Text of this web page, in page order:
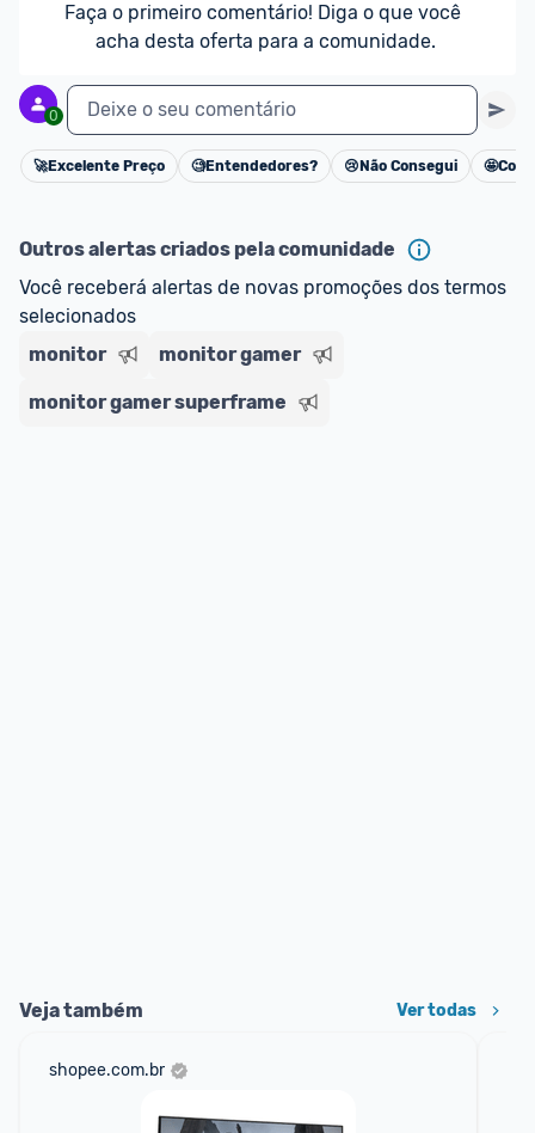
Faça o primeiro comentário! Diga o que você
acha desta oferta para a comunidade.
0 Deixe o seu comentário
Cancelar
🚀Excelente Preço 🧐Entendedores? 😢 Não Consegui 🤩
Outros alertas criados pela comunidade
Você receberá alertas de novas promoções dos termos
selecionados
monitor
monitor gamer
monitor gamer superframe
Veja também Ver todas
shopee.com.br